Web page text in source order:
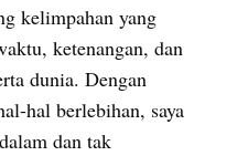
kelimpahan yang
ketenangan, dan
dunia. Dengan
hal berlebihan, saya
dan tak